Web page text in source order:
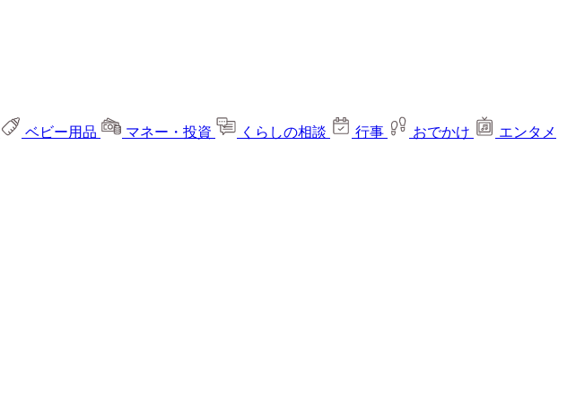
ベビー用品 マネー・投資 くらしの相談 行事 おでかけ
エンタメ